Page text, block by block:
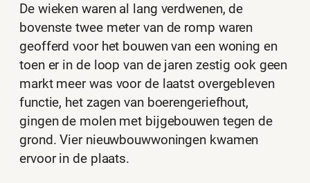
De wieken waren al lang verdwenen, de
bovenste twee meter van de romp waren
geofferd voor het bouwen van een woning en
toen er in de loop van de jaren zestig ook geen
markt meer was voor de laatst overgebleven
functie, het zagen van boerengeriefhout,
gingen de molen met bijgebouwen tegen de
grond. Vier nieuwbouwwoningen kwamen
ervoor in de plaats.